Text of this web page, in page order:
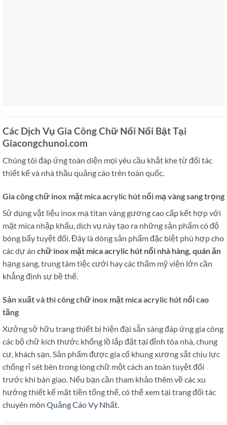
Các Dịch Vụ Gia Công Chữ Nổi Nổi Bật Tại
Giacongchunoi.com
Chúng tôi đáp ứng toàn diện mọi yêu cầu khắt khe từ đối tác
thiết kế và nhà thầu quảng cáo trên toàn quốc.
Gia công chữ inox mặt mica acrylic hút nổi mạ vàng sang trọng
Sử dụng vật liệu inox mạ titan vàng gương cao cấp kết hợp với
mặt mica nhập khẩu, dịch vụ này tạo ra những sản phẩm có độ
bóng bẩy tuyệt đối. Đây là dòng sản phẩm đặc biệt phù hợp cho
các dự án chữ inox mặt mica acrylic hút nổi nhà hàng, quán ăn
hạng sang, trung tâm tiệc cưới hay các thẩm mỹ viện lớn cần
khẳng định sự bề thế.
Sản xuất và thi công chữ inox mặt mica acrylic hút nổi cao
tầng
Xưởng sở hữu trang thiết bị hiện đại sẵn sàng đáp ứng gia công
các bộ chữ kích thước khổng lồ lắp đặt tại đỉnh tòa nhà, chung
cư, khách sạn. Sản phẩm được gia cố khung xương sắt chịu lực
chống rỉ sét bên trong lòng chữ một cách an toàn tuyệt đối
trước khi bàn giao. Nếu bạn cần tham khảo thêm về các xu
hướng thiết kế mặt tiền tổng thể, có thể xem tại trang đối tác
chuyên môn Quảng Cáo Vy Nhất.